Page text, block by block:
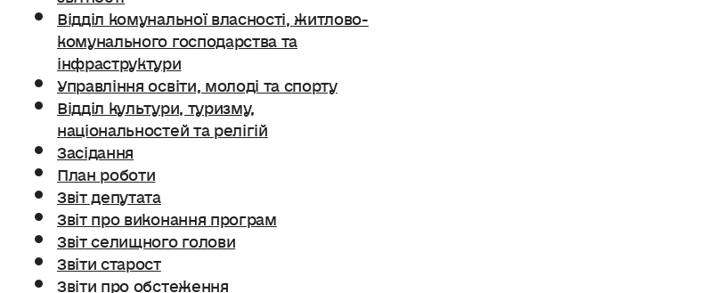
Відділ комунальної власності, житлово-
комунального господарства та
інфраструктури
Управління освіти, молоді та спорту
Відділ культури, туризму,
національностей та релігій
Засідання
План роботи
Звіт депутата
Звіт про виконання програм
Звіт селищного голови
Звіти старост
Звіти про обстеження